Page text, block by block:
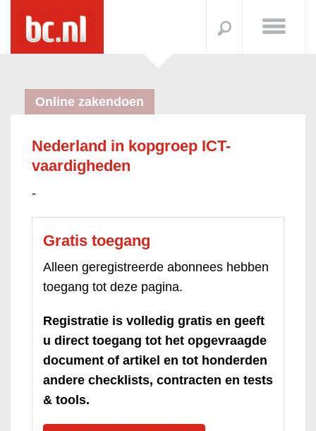
Online zakendoen
Nederland in kopgroep ICT-
vaardigheden
-
Gratis toegang
Alleen geregistreerde abonnees hebben
toegang tot deze pagina.
Registratie is volledig gratis en geeft
u direct toegang tot het opgevraagde
document of artikel en tot honderden
andere checklists, contracten en tests
& tools.